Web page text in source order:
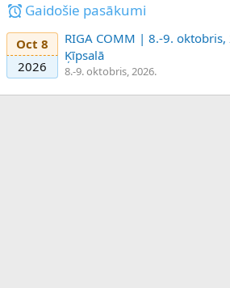
Gaidošie pasākumi
Oct 8
2026
RIGA COMM | 8.-9.
Ķīpsalā
8.-9. oktobris, 2026.